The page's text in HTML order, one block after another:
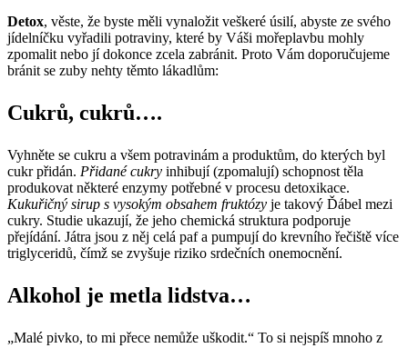
Detox, věste, že byste měli vynaložit veškeré úsilí, abyste ze svého
jídelníčku vyřadili potraviny, které by Váši mořeplavbu mohly
zpomalit nebo jí dokonce zcela zabránit. Proto Vám doporučujeme
bránit se zuby nehty těmto lákadlům:
Cukrů, cukrů….
Vyhněte se cukru a všem potravinám a produktům, do kterých byl
cukr přidán. Přidané cukry inhibují (zpomalují) schopnost těla
produkovat některé enzymy potřebné v procesu detoxikace.
Kukuřičný sirup s vysokým obsahem fruktózy je takový Ďábel mezi
cukry. Studie ukazují, že jeho chemická struktura podporuje
přejídání. Játra jsou z něj celá paf a pumpují do krevního řečiště více
triglyceridů, čímž se zvyšuje riziko srdečních onemocnění.
Alkohol je metla lidstva…
„Malé pivko, to mi přece nemůže uškodit.“ To si nejspíš mnoho z